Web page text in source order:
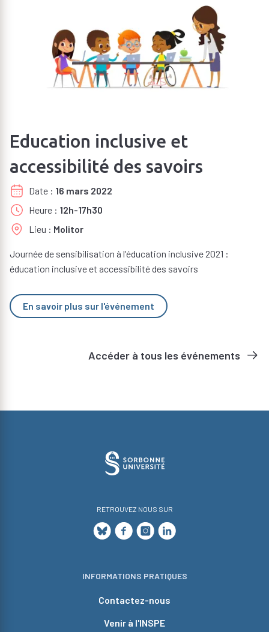
Education inclusive et
accessibilité des savoirs
Date
16 mars 2022
Heure
12h-17h30
Lieu
Molitor
Journée de sensibilisation à l'éducation inclusive 2021 :
éducation inclusive et accessibilité des savoirs
En savoir plus sur l'événement
Accéder à tous les événements
RETROUVEZ NOUS SUR
INFORMATIONS PRATIQUES
Contactez-nous
Venir à l'INSPE